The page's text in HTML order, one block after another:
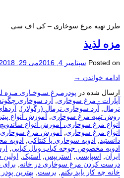
طرز تهیه مرغ سوخاری – کی اف سی
مزه لذیذ
Posted on سپتامبر 4, 2016 می 29, 2018
ادامه خواندن →
ارسال شده در پودرمـرغ سـوخـاری مـزه
آپارات - مرغ سوخاری, آرد سوخاری
نرمال, آرد سوخاری نرمال (رگولار),
روش تهیه مرغ سوخاری, آموزش انواع
انواع مرغ سوخاری، آموزش انواع
انواع مرغ سوخاری, آموزش مرغ سوخاری
دانستید, ادویه سوخاری یا کنتاکی, ادویه
ادویه مخصوص جوجه کباب وبال کبابی,
ایران, اسپایسی, استریپس, استیک,
درست كردن مرغ سوخاری در خانه,
خانه چه كار باید بكنم, برست, بهترین